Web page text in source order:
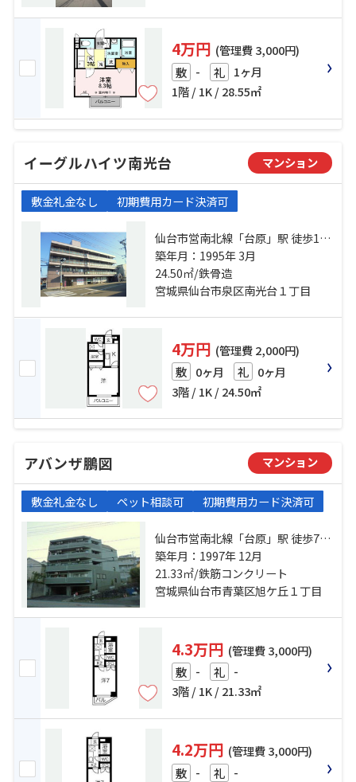
4万円 (管理費 3,000円)
敷 - 礼 1ヶ月
1階 / 1K / 28.55㎡
イーグルハイツ南光台 マンション
敷金礼金なし 初期費用カード決済可
仙台市営南北線「台原」駅 徒歩15
分 仙山線「東照宮」駅 徒歩19分 東
北本線「東仙台」駅 徒歩45分
築年月：1995年 3月
24.50㎡/鉄骨造
宮城県仙台市泉区南光台１丁目
4万円 (管理費 2,000円)
敷 0ヶ月 礼 0ヶ月
3階 / 1K / 24.50㎡
アバンザ鵬図 マンション
敷金礼金なし ペット相談可 初期費用カード決済可
仙台市営南北線「台原」駅 徒歩7分
仙台市営南北線「旭ヶ丘」駅 徒歩
11分 仙山線「東照宮」駅 徒歩21分
築年月：1997年 12月
21.33㎡/鉄筋コンクリート
宮城県仙台市青葉区旭ケ丘１丁目
4.3万円 (管理費 3,000円)
敷 - 礼 -
3階 / 1K / 21.33㎡
4.2万円 (管理費 3,000円)
敷 - 礼 -